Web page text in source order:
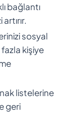
bağlantı
sosyal
kişiye
listelerine
geri